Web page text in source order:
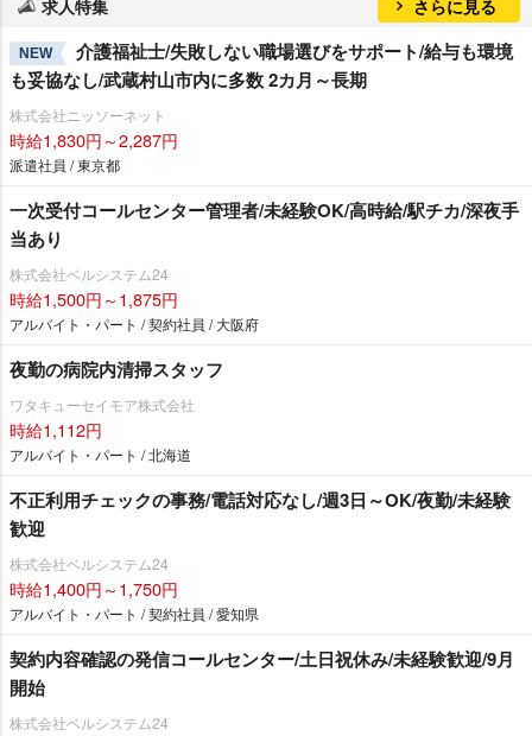
求人特集 さらに見る
NEW
介護福祉士/失敗しない職場選びをサポート/給与も環境
も妥協なし/武蔵村山市内に多数 2カ月～長期
株式会社ニッソーネット
時給1,830円～2,287円
派遣社員 / 東京都
一次受付コールセンター管理者/未経験OK/高時給/駅チカ/深夜手
当あり
株式会社ベルシステム24
時給1,500円～1,875円
アルバイト・パート / 契約社員 / 大阪府
夜勤の病院内清掃スタッフ
ワタキューセイモア株式会社
時給1,112円
アルバイト・パート / 北海道
不正利用チェックの事務/電話対応なし/週3日～OK/夜勤/未経験
歓迎
株式会社ベルシステム24
時給1,400円～1,750円
アルバイト・パート / 契約社員 / 愛知県
契約内容確認の発信コールセンター/土日祝休み/未経験歓迎/9月
開始
株式会社ベルシステム24